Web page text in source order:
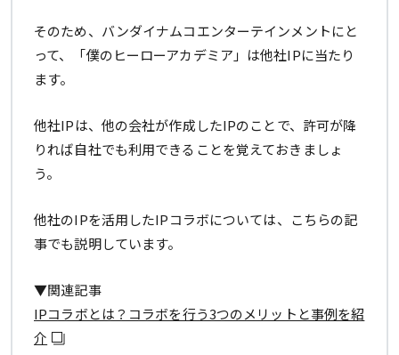
そのため、バンダイナムコエンターテインメントにと
って、「僕のヒーローアカデミア」は他社IPに当たり
ます。
他社IPは、他の会社が作成したIPのことで、許可が降
りれば自社でも利用できることを覚えておきましょ
う。
他社のIPを活用したIPコラボについては、こちらの記
事でも説明しています。
▼関連記事
IPコラボとは？コラボを行う3つのメリットと事例を紹
介